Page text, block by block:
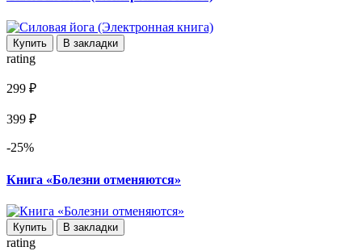
Купить В закладки
rating
299 ₽
399 ₽
-25%
Книга «Болезни отменяются»
Купить В закладки
rating